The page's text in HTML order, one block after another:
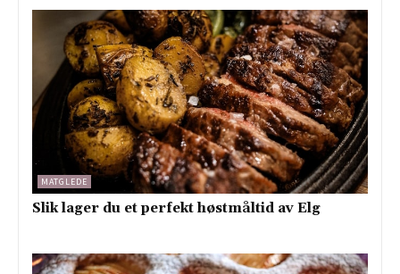
MATGLEDE
Slik lager du et perfekt høstmåltid av Elg